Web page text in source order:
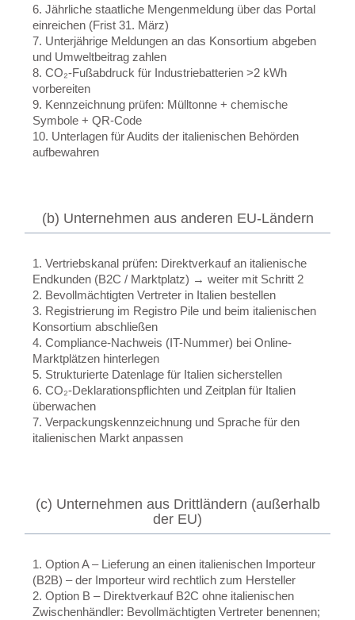
6. Jährliche staatliche Mengenmeldung über das Portal
einreichen (Frist 31. März)
7. Unterjährige Meldungen an das Konsortium abgeben
und Umweltbeitrag zahlen
8. CO₂-Fußabdruck für Industriebatterien >2 kWh
vorbereiten
9. Kennzeichnung prüfen: Mülltonne + chemische
Symbole + QR-Code
10. Unterlagen für Audits der italienischen Behörden
aufbewahren
(b) Unternehmen aus anderen EU-Ländern
1. Vertriebskanal prüfen: Direktverkauf an italienische
Endkunden (B2C / Marktplatz) → weiter mit Schritt 2
2. Bevollmächtigten Vertreter in Italien bestellen
3. Registrierung im Registro Pile und beim italienischen
Konsortium abschließen
4. Compliance-Nachweis (IT-Nummer) bei Online-
Marktplätzen hinterlegen
5. Strukturierte Datenlage für Italien sicherstellen
6. CO₂-Deklarationspflichten und Zeitplan für Italien
überwachen
7. Verpackungskennzeichnung und Sprache für den
italienischen Markt anpassen
(c) Unternehmen aus Drittländern (außerhalb
der EU)
1. Option A – Lieferung an einen italienischen Importeur
(B2B) – der Importeur wird rechtlich zum Hersteller
2. Option B – Direktverkauf B2C ohne italienischen
Zwischenhändler: Bevollmächtigten Vertreter benennen;